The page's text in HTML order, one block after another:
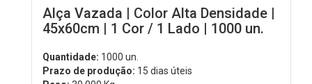
Alça Vazada | Color Alta Densidade |
45x60cm | 1 Cor / 1 Lado | 1000 un.
Quantidade: 1000 un.
Prazo de produção: 15 dias úteis